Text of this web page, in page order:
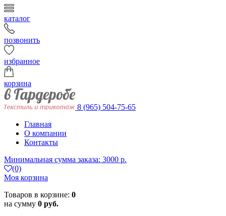
каталог
позвонить
избранное
корзина
8 (965) 504-75-65
Главная
О компании
Контакты
Минимальная сумма заказа: 3000 р.
(0)
Моя корзина
Товаров в корзине: 0
на сумму 0 руб.